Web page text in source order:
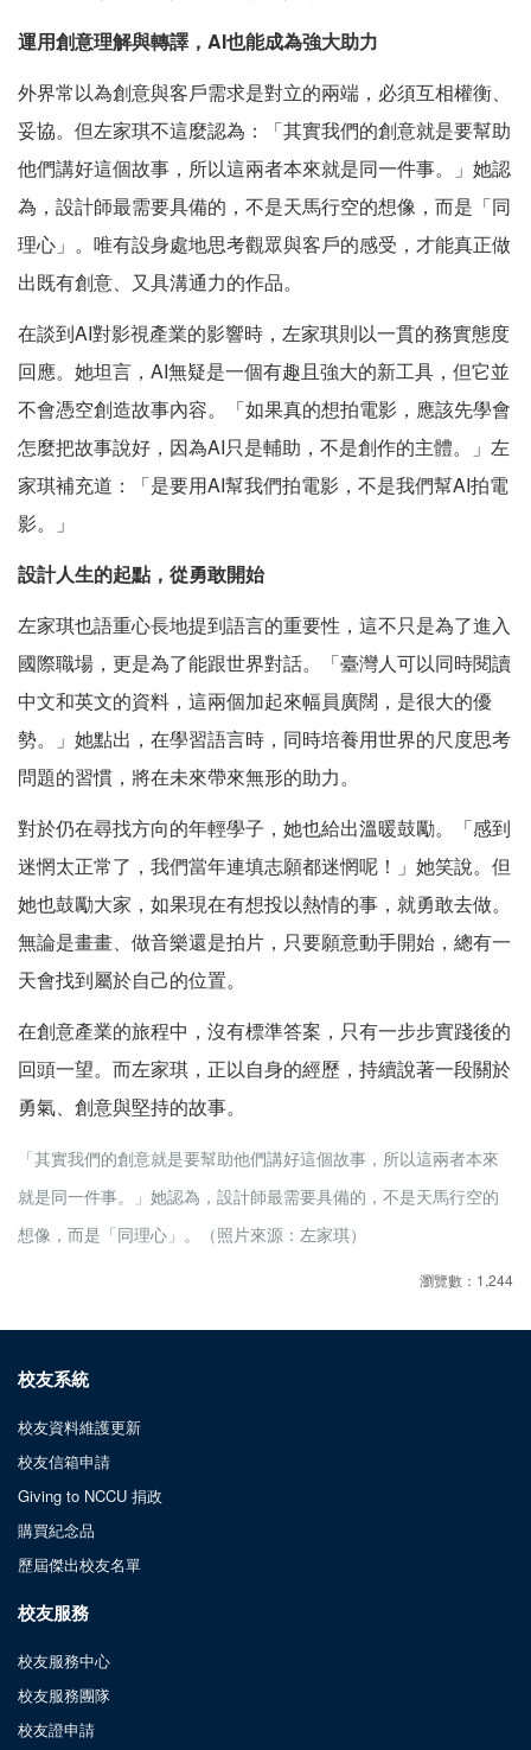
運用創意理解與轉譯，AI也能成為強大助力
外界常以為創意與客戶需求是對立的兩端，必須互相權衡、
妥協。但左家琪不這麼認為：「其實我們的創意就是要幫助
他們講好這個故事，所以這兩者本來就是同一件事。」她認
為，設計師最需要具備的，不是天馬行空的想像，而是「同
理心」。唯有設身處地思考觀眾與客戶的感受，才能真正做
出既有創意、又具溝通力的作品。
在談到AI對影視產業的影響時，左家琪則以一貫的務實態度
回應。她坦言，AI無疑是一個有趣且強大的新工具，但它並
不會憑空創造故事內容。「如果真的想拍電影，應該先學會
怎麼把故事說好，因為AI只是輔助，不是創作的主體。」左
家琪補充道：「是要用AI幫我們拍電影，不是我們幫AI拍電
影。」
設計人生的起點，從勇敢開始
左家琪也語重心長地提到語言的重要性，這不只是為了進入
國際職場，更是為了能跟世界對話。「臺灣人可以同時閱讀
中文和英文的資料，這兩個加起來幅員廣闊，是很大的優
勢。」她點出，在學習語言時，同時培養用世界的尺度思考
問題的習慣，將在未來帶來無形的助力。
對於仍在尋找方向的年輕學子，她也給出溫暖鼓勵。「感到
迷惘太正常了，我們當年連填志願都迷惘呢！」她笑說。但
她也鼓勵大家，如果現在有想投以熱情的事，就勇敢去做。
無論是畫畫、做音樂還是拍片，只要願意動手開始，總有一
天會找到屬於自己的位置。
在創意產業的旅程中，沒有標準答案，只有一步步實踐後的
回頭一望。而左家琪，正以自身的經歷，持續說著一段關於
勇氣、創意與堅持的故事。
「其實我們的創意就是要幫助他們講好這個故事，所以這兩者本來
就是同一件事。」她認為，設計師最需要具備的，不是天馬行空的
想像，而是「同理心」。（照片來源：左家琪）
瀏覽數：1,244
校友系統
校友資料維護更新
校友信箱申請
Giving to NCCU 捐政
購買紀念品
歷屆傑出校友名單
校友服務
校友服務中心
校友服務團隊
校友證申請